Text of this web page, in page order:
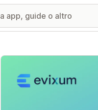
Galleria immagini in evidenza